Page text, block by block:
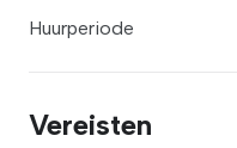
Huurperiode
Vereisten